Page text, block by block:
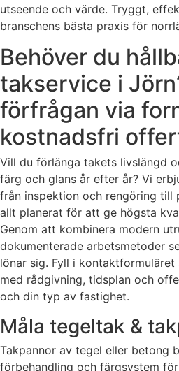
utseende och värde. Tryggt,
branschens bästa praxis för
Behöver du
takservice i
förfrågan via
kostnadsfri
Vill du förlänga takets livslängd
färg och glans år efter år? Vi
från inspektion och rengöring till
allt planerat för att ge högsta
Genom att kombinera modern
dokumenterade arbetsmetoder
lönar sig. Fyll i
med rådgivning, tidsplan och
och din typ av fastighet.
Måla tegeltak &
Takpannor av tegel eller betong
förbehandling och färgsystem